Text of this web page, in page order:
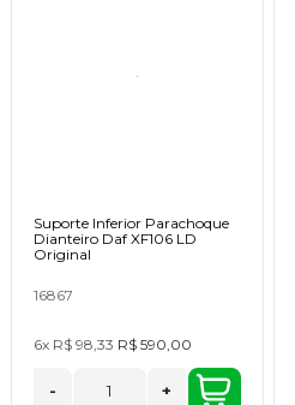
Suporte Inferior Parachoque
Dianteiro Daf XF106 LD
Original
16867
6x R$ 98,33 R$ 590,00
- +